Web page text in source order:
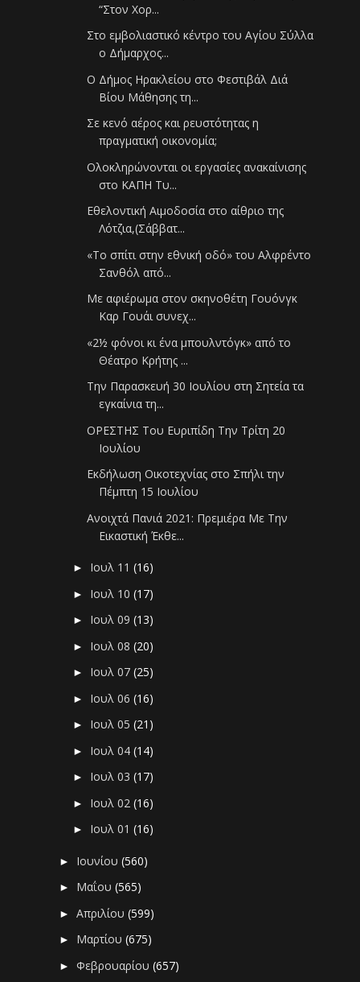
“Στον Χορ...
Στο εμβολιαστικό κέντρο του Αγίου Σύλλα
ο Δήμαρχος...
Ο Δήμος Ηρακλείου στο Φεστιβάλ Διά
Βίου Μάθησης τη...
Σε κενό αέρος και ρευστότητας η
πραγματική οικονομία;
Ολοκληρώνονται οι εργασίες ανακαίνισης
στο ΚΑΠΗ Τυ...
Εθελοντική Αιμοδοσία στο αίθριο της
Λότζια,(Σάββατ...
«To σπίτι στην εθνική οδό» του Αλφρέντο
Σανθόλ από...
Με αφιέρωμα στον σκηνοθέτη Γουόνγκ
Καρ Γουάι συνεχ...
«2½ φόνοι κι ένα μπουλντόγκ» από το
Θέατρο Κρήτης ...
Την Παρασκευή 30 Ιουλίου στη Σητεία τα
εγκαίνια τη...
ΟΡΕΣΤΗΣ Του Ευριπίδη Την Τρίτη 20
Ιουλίου
Εκδήλωση Οικοτεχνίας στο Σπήλι την
Πέμπτη 15 Ιουλίου
Ανοιχτά Πανιά 2021: Πρεμιέρα Με Την
Εικαστική Έκθε...
► Ιουλ 11(16)
► Ιουλ 10(17)
► Ιουλ 09(13)
► Ιουλ 08(20)
► Ιουλ 07(25)
► Ιουλ 06(16)
► Ιουλ 05(21)
► Ιουλ 04(14)
► Ιουλ 03(17)
► Ιουλ 02(16)
► Ιουλ 01(16)
► Ιουνίου(560)
► Μαΐου(565)
►Απριλίου(599)
► Μαρτίου(675)
►Φεβρουαρίου(657)